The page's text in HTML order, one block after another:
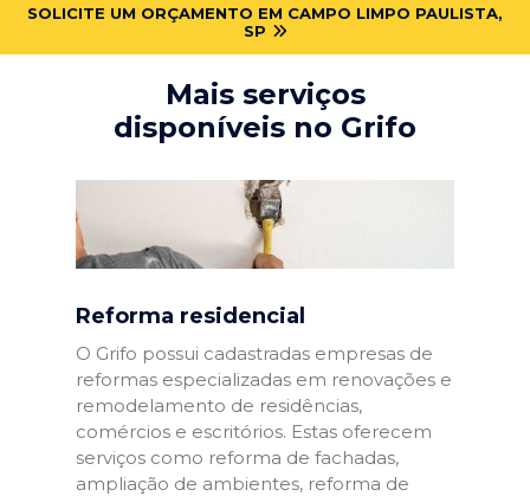
SOLICITE UM ORÇAMENTO EM CAMPO LIMPO PAULISTA,
SP
Mais serviços
disponíveis no Grifo
Reforma residencial
O Grifo possui cadastradas empresas de
reformas especializadas em renovações e
remodelamento de residências,
comércios e escritórios. Estas oferecem
serviços como reforma de fachadas,
ampliação de ambientes, reforma de